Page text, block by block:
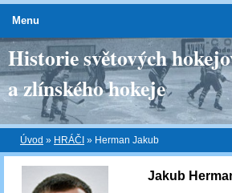
Historie světových
a zlínského hokeje
Úvod » HRÁČI » Herman Jakub
Jakub
Menu